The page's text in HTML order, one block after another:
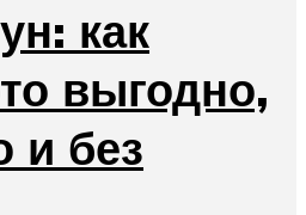
как
выгодно,
и без